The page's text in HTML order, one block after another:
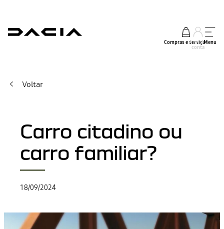
Compras e serviços
A minha
conta
Menu
Voltar
Carro citadino ou
carro familiar?
18/09/2024